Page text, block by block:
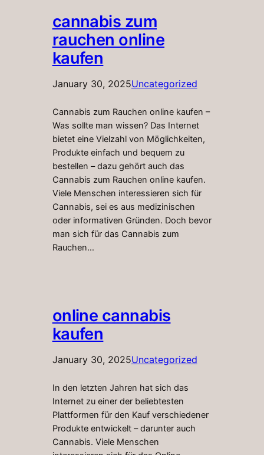
cannabis zum
rauchen online
kaufen
January 30, 2025Uncategorized
Cannabis zum Rauchen online kaufen –
Was sollte man wissen? Das Internet
bietet eine Vielzahl von Möglichkeiten,
Produkte einfach und bequem zu
bestellen – dazu gehört auch das
Cannabis zum Rauchen online kaufen.
Viele Menschen interessieren sich für
Cannabis, sei es aus medizinischen
oder informativen Gründen. Doch bevor
man sich für das Cannabis zum
Rauchen…
online cannabis
kaufen
January 30, 2025Uncategorized
In den letzten Jahren hat sich das
Internet zu einer der beliebtesten
Plattformen für den Kauf verschiedener
Produkte entwickelt – darunter auch
Cannabis. Viele Menschen